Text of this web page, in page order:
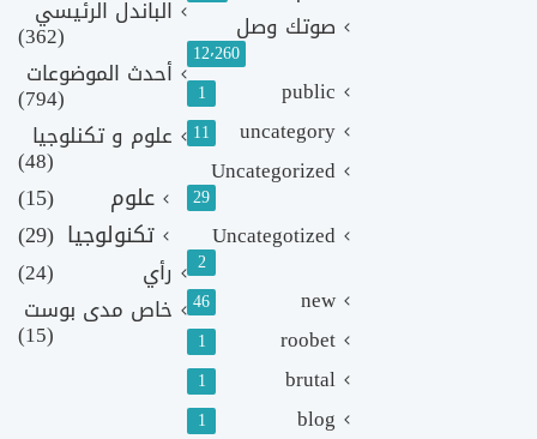
صوتك وصل
12٬260
public
1
uncategory
11
Uncategorized
29
Uncategotized
2
new
46
roobet
1
brutal
1
blog
1
الباندل الرئيسي
(362)
أحدث الموضوعات
(794)
علوم و تكنلوجيا
(48)
علوم
(15)
تكنولوجيا (29)
رأي
(24)
خاص مدى بوست
(15)